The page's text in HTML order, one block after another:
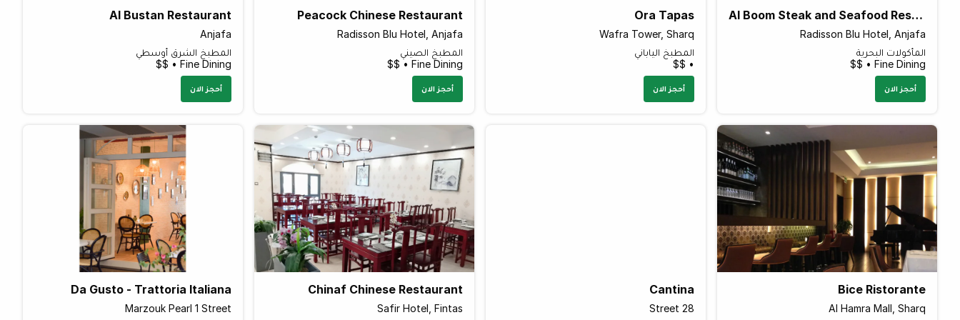
Al Boom Steak and Seafood Restaurant
Radisson Blu Hotel, Anjafa
المأكولات البحرية
Fine Dining • $$
أحجز الان
Ora Tapas
Wafra Tower, Sharq
المطبخ الياباني
• $$
أحجز الان
Peacock Chinese Restaurant
Radisson Blu Hotel, Anjafa
المطبخ الصيني
Fine Dining • $$
أحجز الان
Al Bustan Restaurant
Anjafa
المطبخ الشرق أوسطي
Fine Dining • $$
أحجز الان
Bice Ristorante
Al Hamra Mall, Sharq
Cantina
Street 28
Chinaf Chinese Restaurant
Safir Hotel, Fintas
Da Gusto - Trattoria Italiana
Marzouk Pearl 1 Street